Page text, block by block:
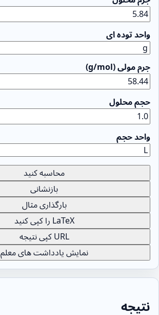
واحد توده ای
جرم مولی (g/mol)
حجم محلول
واحد حجم
محاسبه کنید
بازنشانی
بارگذاری مثال
LaTeX را کپی کنید
URL کپی نتیجه
نمایش یادداشت های معلم
نتیجه